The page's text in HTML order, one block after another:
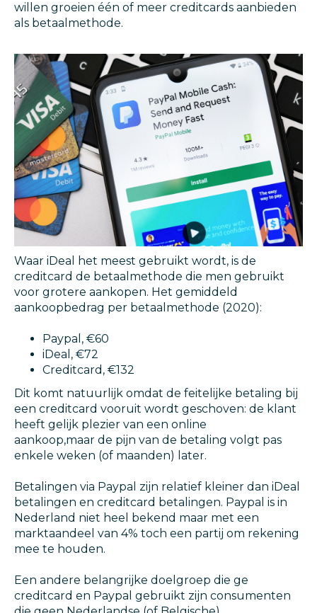
willen groeien één of meer creditcards aanbieden
als betaalmethode.
Waar iDeal het meest gebruikt wordt, is de
creditcard de betaalmethode die men gebruikt
voor grotere aankopen. Het gemiddeld
aankoopbedrag per betaalmethode (2020):
Paypal, €60
iDeal, €72
Creditcard, €132
Dit komt natuurlijk omdat de feitelijke betaling bij
een creditcard vooruit wordt geschoven: de klant
heeft gelijk plezier van een online
aankoop,maar de pijn van de betaling volgt pas
enkele weken (of maanden) later.
Betalingen via Paypal zijn relatief kleiner dan iDeal
betalingen en creditcard betalingen. Paypal is in
Nederland niet heel bekend maar met een
marktaandeel van 4% toch een partij om rekening
mee te houden.
Een andere belangrijke doelgroep die ge
creditcard en Paypal gebruikt zijn consumenten